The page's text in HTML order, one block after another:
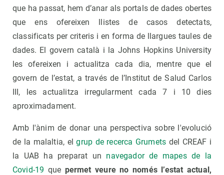
que ha passat, hem d’anar als portals de dades obertes
que ens ofereixen llistes de casos detectats,
classificats per criteris i en forma de llargues taules de
dades. El govern català i la Johns Hopkins University
les ofereixen i actualitza cada dia, mentre que el
govern de l’estat, a través de l’Institut de Salud Carlos
III, les actualitza irregularment cada 7 i 10 dies
aproximadament.
Amb l'ànim de donar una perspectiva sobre l'evolució
de la malaltia, elgrup de recerca Grumets del CREAF i
la UAB ha preparat un navegador de mapes de la
Covid-19 que permet veure no només l’estat actual,